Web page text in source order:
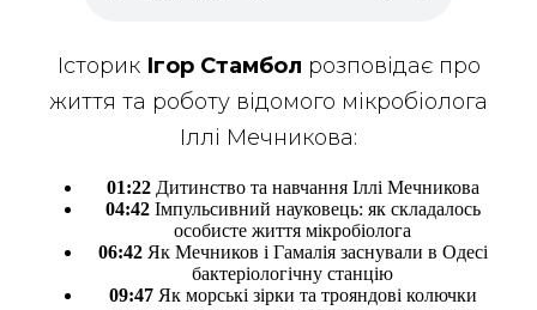
Історик Ігор Стамбол розповідає про
життя та роботу відомого мікробіолога
Іллі Мечникова:
01:22Дитинство та навчання Іллі Мечникова
04:42Імпульсивний науковець: як складалось
особисте життя мікробіолога
06:42Як Мечников і Гамалія заснували в Одесі
бактеріологічну станцію
09:47 Як морські зірки та трояндові колючки